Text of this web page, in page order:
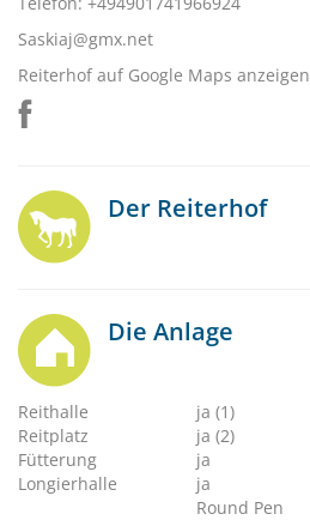
Saskiaj@gmx.net
Reiterhof auf Google Maps anzeigen
Der Reiterhof
Die Anlage
Reithalle
ja (1)
Reitplatz
ja (2)
Fütterung
ja
Longierhalle
ja
Round Pen